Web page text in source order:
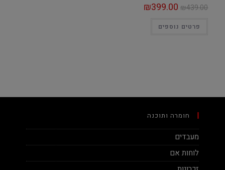
₪439.00
₪399.00
פרטים נוספים
חומרה ותוכנה
מעבדים
לוחות אם